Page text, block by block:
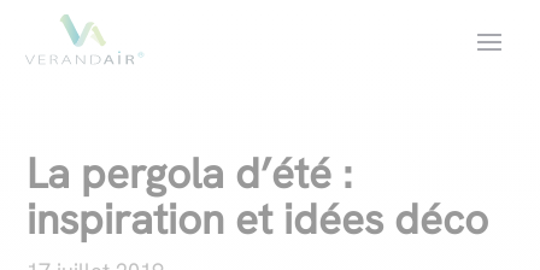
La pergola d’été :
inspiration et idées déco